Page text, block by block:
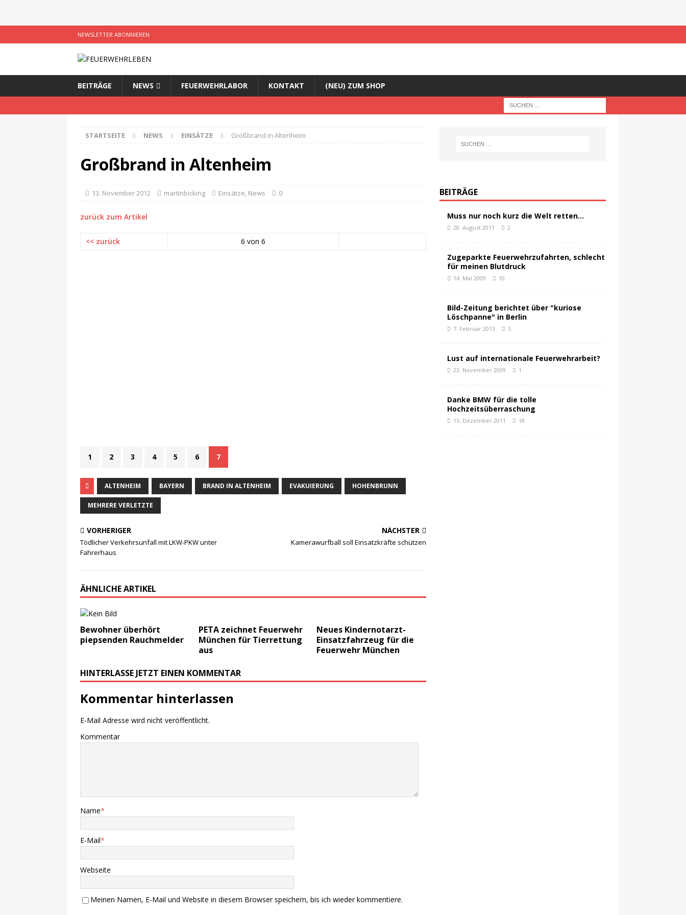
NEWSLETTER ABONNIEREN
BEITRÄGE NEWS FEUERWEHRLABOR KONTAKT (NEU) ZUM SHOP
STARTSEITE NEWS EINSÄTZE Großbrand in Altenheim
Großbrand in Altenheim
13. November 2012 martinbicking Einsätze, News 0
zurück zum Artikel
<< zurück 6 von 6
1 2 3 4 5 6 7
ALTENHEIM BAYERN BRAND IN ALTENHEIM EVAKUIERUNG HOHENBRUNN
MEHRERE VERLETZTE
VORHERIGER
Tödlicher Verkehrsunfall mit LKW-PKW unter
Fahrerhaus
NÄCHSTER
Kamerawurfball soll Einsatzkräfte schützen
ÄHNLICHE ARTIKEL
Bewohner überhört
piepsenden Rauchmelder
PETA zeichnet Feuerwehr
München für Tierrettung
aus
Neues Kindernotarzt-
Einsatzfahrzeug für die
Feuerwehr München
HINTERLASSE JETZT EINEN KOMMENTAR
Kommentar hinterlassen
E-Mail Adresse wird nicht veröffentlicht.
Kommentar
Name*
E-Mail*
Webseite
Meinen Namen, E-Mail und Website in diesem Browser speichern, bis ich wieder kommentiere.
BEITRÄGE
Muss nur noch kurz die Welt retten…
28. August 2011 2
Zugeparkte Feuerwehrzufahrten, schlecht
für meinen Blutdruck
14. Mai 2009 10
Bild-Zeitung berichtet über "kuriose
Löschpanne" in Berlin
7. Februar 2013 5
Lust auf internationale Feuerwehrarbeit?
23. November 2009 1
Danke BMW für die tolle
Hochzeitsüberraschung
15. Dezember 2011 18